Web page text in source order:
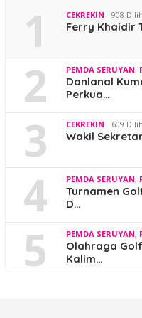
1 CEKREKIN 908
Ferry Khaidir
2 PEMDA SERUYAN,
Danlanal
Perkua…
3 CEKREKIN 609
Wakil
4 PEMDA SERUYAN,
Turnamen
D…
5 PEMDA SERUYAN,
Olahraga
Kalim…